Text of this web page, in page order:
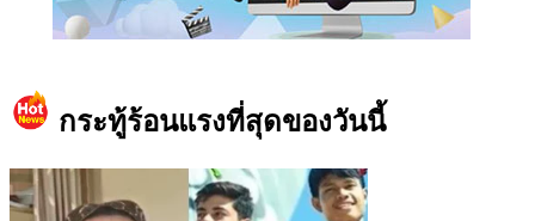
กระทู้ร้อนแรงที่สุดของวันนี้